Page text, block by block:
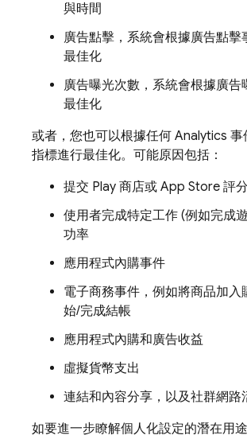
與時間
廣告點擊，系統會根據廣告點擊
最佳化
廣告曝光次數，系統會根據廣告
最佳化
或者，您也可以根據任何 Analytics 事
指標進行最佳化。可能原因包括：
提交 Play 商店或 App Store 評分
使用者完成特定工作 (例如完成
功率
應用程式內購事件
電子商務事件，例如將商品加入
始/完成結帳
應用程式內購和廣告收益
虛擬貨幣支出
連結和內容分享，以及社群網路
如要進一步瞭解個人化設定的潛在用